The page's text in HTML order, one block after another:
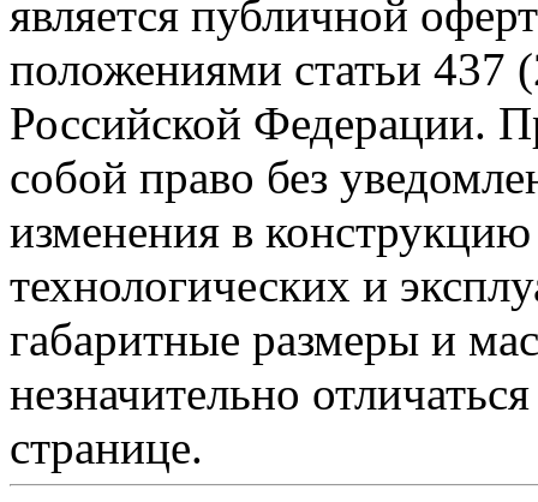
является публичной
положениями статьи 437
Российской Федерации.
собой право без
изменения в
технологических и
габаритные размеры и
незначительно
странице.